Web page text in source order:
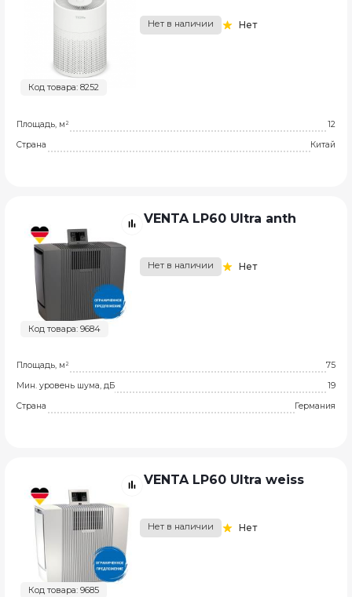
Код товара: 8252
Нет в наличии Нет
Площадь, м²
12
Страна
Китай
Код товара: 9684
VENTA LP60 Ultra anth
Нет в наличии Нет
Площадь, м²
75
Мин. уровень шума, дБ
19
Страна
Германия
Код товара: 9685
VENTA LP60 Ultra weiss
Нет в наличии Нет